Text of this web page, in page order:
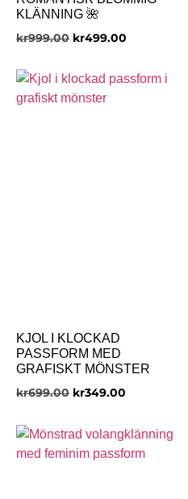
KLÄNNING 🌺
kr999.00 kr499.00
KJOL I KLOCKAD
PASSFORM MED
GRAFISKT MÖNSTER
kr699.00 kr349.00